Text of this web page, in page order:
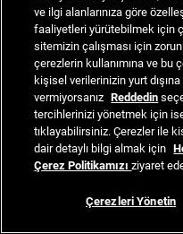
ve ilgi alanlarınıza göre
faaliyetleri yürütebilmek için
sitemizin çalışması için
çerezlerin kullanımına ve bu
kişisel verilerinizin yurt
vermiyorsanız Reddedin
tercihlerinizi yönetmek için
tıklayabilirsiniz. Çerezler ile
dair detaylı bilgi almak için
Çerez Politikamızıziyaret
Çerezleri Yönetin